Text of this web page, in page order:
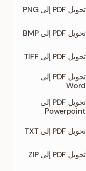
تحويل PDF إلى PNG
تحويل PDF إلى BMP
تحويل PDF إلى TIFF
تحويل PDF إلى
Word
تحويل PDF إلى
Powerpoint
تحويل PDF إلى TXT
تحويل PDF إلى ZIP